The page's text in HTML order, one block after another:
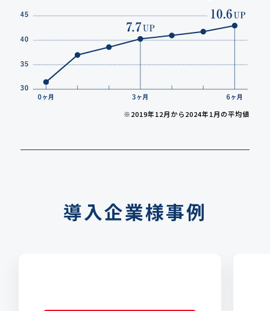
※2019年12月から2024年1月の平均値
導入企業様事例